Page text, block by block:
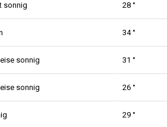
sonnig 28 °
34 °
sonnig 31 °
sonnig 26 °
29 °